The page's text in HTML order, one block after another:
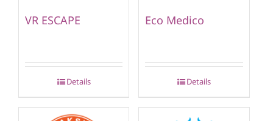
VR ESCAPE
Details
Eco Medico
Details